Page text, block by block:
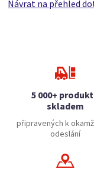
Návrat na přehled
5 000+
skladem
připravených k
odeslání